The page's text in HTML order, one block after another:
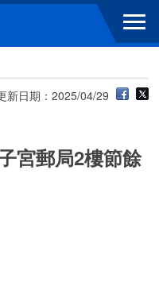
新日期：2025/04/29
宮郵局2樓節餘